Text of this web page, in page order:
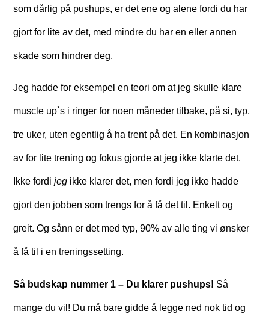
som dårlig på pushups, er det ene og alene fordi du har
gjort for lite av det, med mindre du har en eller annen
skade som hindrer deg.
Jeg hadde for eksempel en teori om at jeg skulle klare
muscle up`s i ringer for noen måneder tilbake, på si, typ,
tre uker, uten egentlig å ha trent på det. En kombinasjon
av for lite trening og fokus gjorde at jeg ikke klarte det.
Ikke fordijeg ikke klarer det, men fordi jeg ikke hadde
gjort den jobben som trengs for å få det til. Enkelt og
greit. Og sånn er det med typ, 90% av alle ting vi ønsker
å få til i en treningssetting.
Så budskap nummer 1 – Du klarer pushups! Så
mange du vil! Du må bare gidde å legge ned nok tid og